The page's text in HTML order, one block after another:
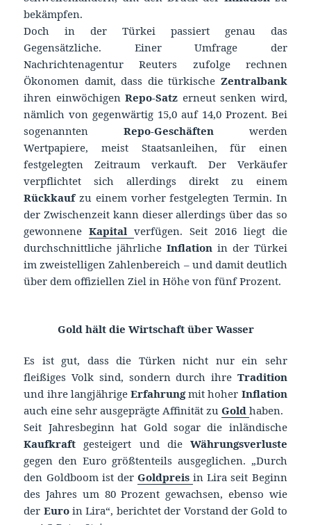
bekämpfen.
Doch in der Türkei passiert genau das
Gegensätzliche. Einer Umfrage der
Nachrichtenagentur Reuters zufolge rechnen
Ökonomen damit, dass die türkische Zentralbank
ihren einwöchigenRepo-Satz erneut senken wird,
nämlich von gegenwärtig 15,0 auf 14,0 Prozent. Bei
sogenannten Repo-Geschäften werden
Wertpapiere, meist Staatsanleihen, für einen
festgelegten Zeitraum verkauft. Der Verkäufer
verpflichtet sich allerdings direkt zu einem
Rückkaufzu einem vorher festgelegten Termin. In
der Zwischenzeit kann dieser allerdings über das so
gewonneneKapital verfügen. Seit 2016 liegt die
durchschnittliche jährlicheInflation in der Türkei
im zweistelligen Zahlenbereich – und damit deutlich
über dem offiziellen Ziel in Höhe von fünf Prozent.
Gold hält die Wirtschaft über Wasser
Es ist gut, dass die Türken nicht nur ein sehr
fleißiges Volk sind, sondern durch ihre Tradition
und ihre langjährige Erfahrungmit hoher Inflation
auch eine sehr ausgeprägte Affinität zuGold haben.
Seit Jahresbeginn hat Gold sogar die inländische
Kaufkraft gesteigert und die Währungsverluste
gegen den Euro größtenteils ausgeglichen. „Durch
den Goldboom ist der Goldpreis in Lira seit Beginn
des Jahres um 80 Prozent gewachsen, ebenso wie
der Euroin Lira“, berichtet der Vorstand der Gold to